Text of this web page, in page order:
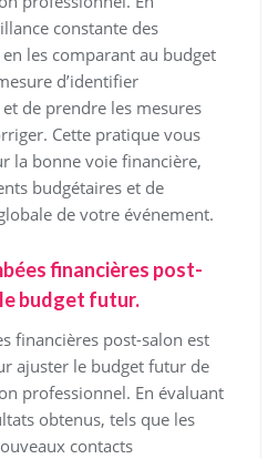
constante des
en les comparant au budget
d’identifier
de prendre les mesures
Cette pratique vous
la bonne voie financière,
budgétaires et de
de votre événement.
financières post-
budget futur.
financières post-salon est
ajuster le budget futur de
professionnel. En évaluant
obtenus, tels que les
contacts